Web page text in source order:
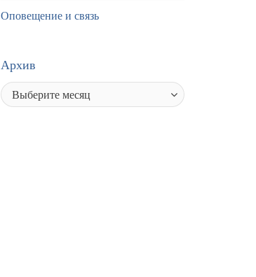
Оповещение и связь
Архив